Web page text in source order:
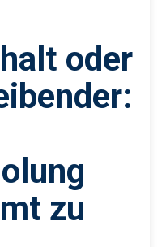
oder
zu